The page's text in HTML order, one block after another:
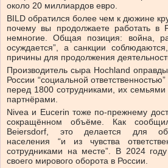
около 20 миллиардов евро.
BILD обратился более чем к дюжине
почему вы продолжаете работать в
немногие. Общая позиция: война,
осуждается”, а санкции
причины для продолжения
Производитель сыра Hochland
России “социальной
перед 1800 сотрудниками, их
партнёрами.
Nivea и Eucerin тоже по-прежнему
сокращённом объёме. Как
Beiersdorf, это делается для
населения “и из чувства
сотрудниками на месте”. В 2024
своего мирового оборота в России.